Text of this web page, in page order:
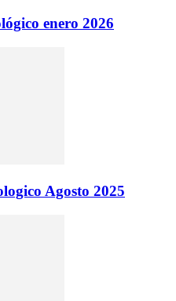
enero 2026
Agosto 2025